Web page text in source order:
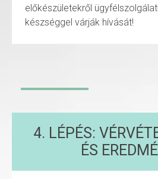
előkészületekről
készséggel várják hívását!
4. LÉPÉS:
ÉS